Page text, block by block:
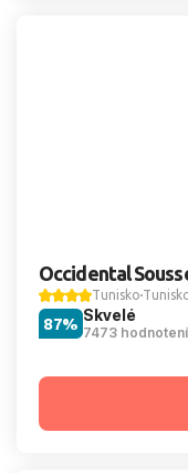
Occidental
Tunisko
Skvelé
7473 hodnotení
87%